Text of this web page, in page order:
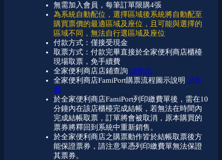
無需加入會員，每筆訂單限購4張
為系統自動配位，選擇區域後系統將自動配至
購買票價的最適區域及座位，且可能與選擇的
區域不同，無法自行選區域及座位
付款方式：僅接受現金
取票方式：付款完畢直接於全家便利商店櫃檯
現場取票，免手續費
全家便利商店店鋪查詢 請點我
全家便利商店FamiPort購票流程圖示說明 請點
我
於全家便利商店FamiPort列印繳費單後，需在10
分鐘內在該店櫃檯完成結帳，若無法在時間內
完成結帳取票，訂單將會被取消，原本購買的
票券將釋回到系統中重新銷售。
於全家便利商店之購票動作皆於結帳取票後方
能保證票券，請注意單憑列印繳費單無法保證
其票券。